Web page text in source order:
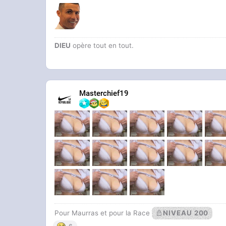
DIEU opère tout en tout.
Masterchief19
Pour Maurras et pour la Race NIVEAU 200